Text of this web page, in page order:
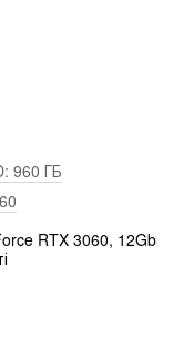
960 ГБ
RTX 3060, 12Gb